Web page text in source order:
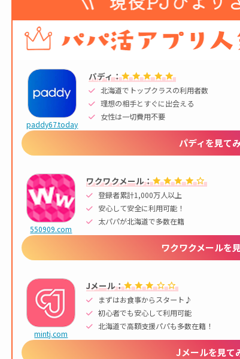
paddy67.today
パディ：
北海道でトップクラスの利用者数
理想の相手とすぐに出会える
女性は一切費用不要
パディを見て
550909.com
ワクワクメール：
登録者累計1,000万人以上
安心して安全に利用可能！
太パパが北海道で多数在籍
ワクワクメールを
mintj.com
Jメール：
まずはお食事からスタート♪
初心者でも安心して利用可能
北海道で高額支援パパも多数在籍！
Jメールを見て